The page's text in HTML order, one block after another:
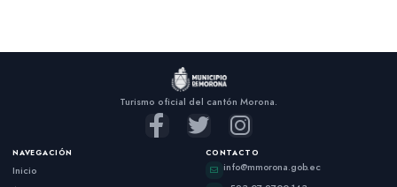
Turismo oficial del cantón Morona.
NAVEGACIÓN
Inicio
CONTACTO
info@mmorona.gob.ec